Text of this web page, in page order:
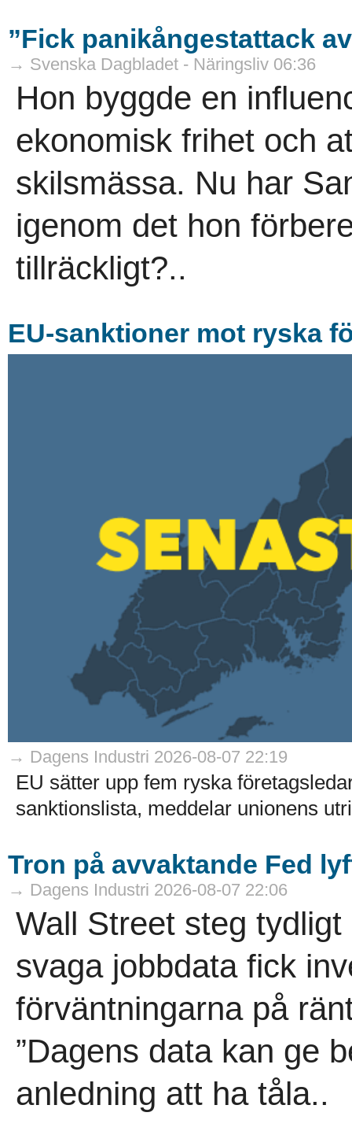
”Fick panikångestattack
→ Svenska Dagbladet - Näringsliv 06:36
Hon byggde en
ekonomisk frihet och
skilsmässa. Nu har
igenom det hon
tillräckligt?..
EU-sanktioner mot ryska
→ Dagens Industri 2026-08-07 22:19
EU sätter upp fem ryska
sanktionslista, meddelar unionens
Tron på avvaktande Fed
→ Dagens Industri 2026-08-07 22:06
Wall Street steg
svaga jobbdata fick
förväntningarna på
”Dagens data kan ge
anledning att ha tåla..